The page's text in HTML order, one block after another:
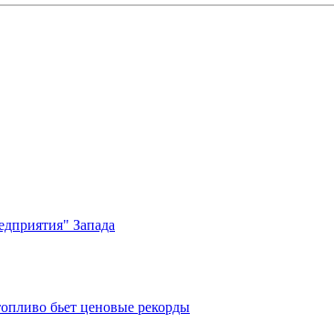
Запада
бьет ценовые рекорды